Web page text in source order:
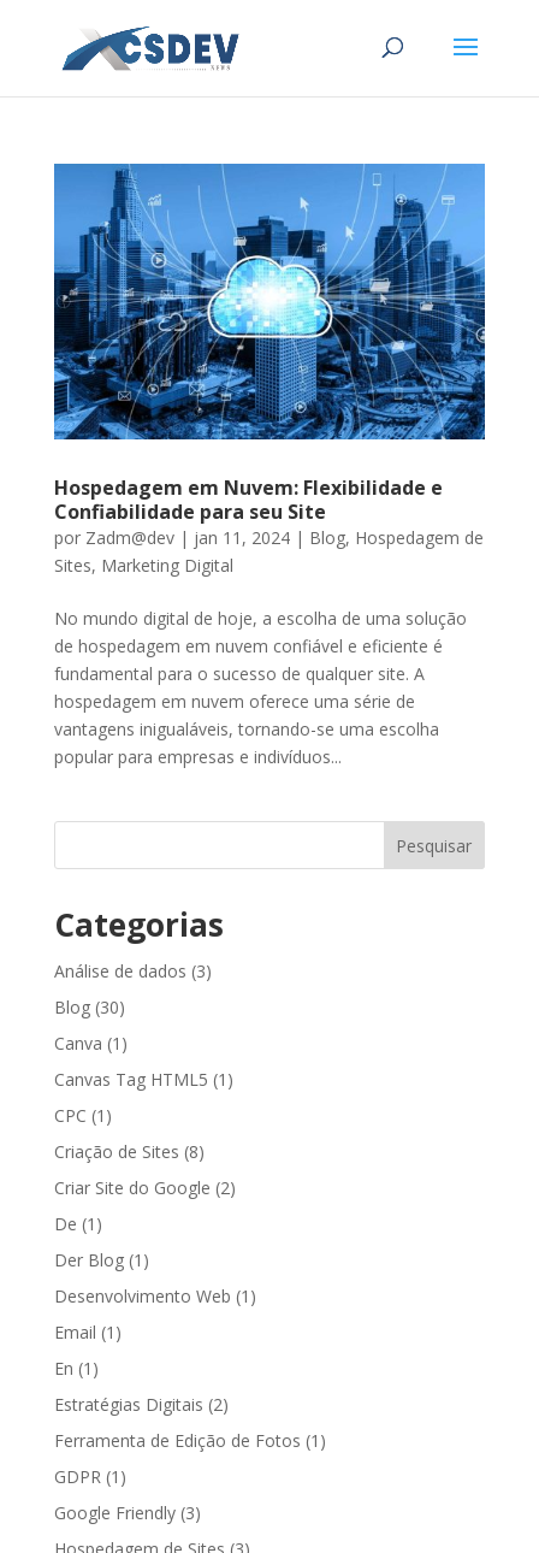
Hospedagem em Nuvem: Flexibilidade e
Confiabilidade para seu Site
por Zadm@dev| jan 11, 2024| Blog, Hospedagem de
Sites, Marketing Digital
No mundo digital de hoje, a escolha de uma solução
de hospedagem em nuvem confiável e eficiente é
fundamental para o sucesso de qualquer site. A
hospedagem em nuvem oferece uma série de
vantagens inigualáveis, tornando-se uma escolha
popular para empresas e indivíduos...
Pesquisar
Categorias
Análise de dados (3)
Blog(30)
Canva (1)
Canvas Tag HTML5 (1)
CPC (1)
Criação de Sites (8)
Criar Site do Google (2)
De (1)
Der Blog(1)
Desenvolvimento Web (1)
Email (1)
En (1)
Estratégias Digitais (2)
Ferramenta de Edição de Fotos (1)
GDPR(1)
Google Friendly(3)